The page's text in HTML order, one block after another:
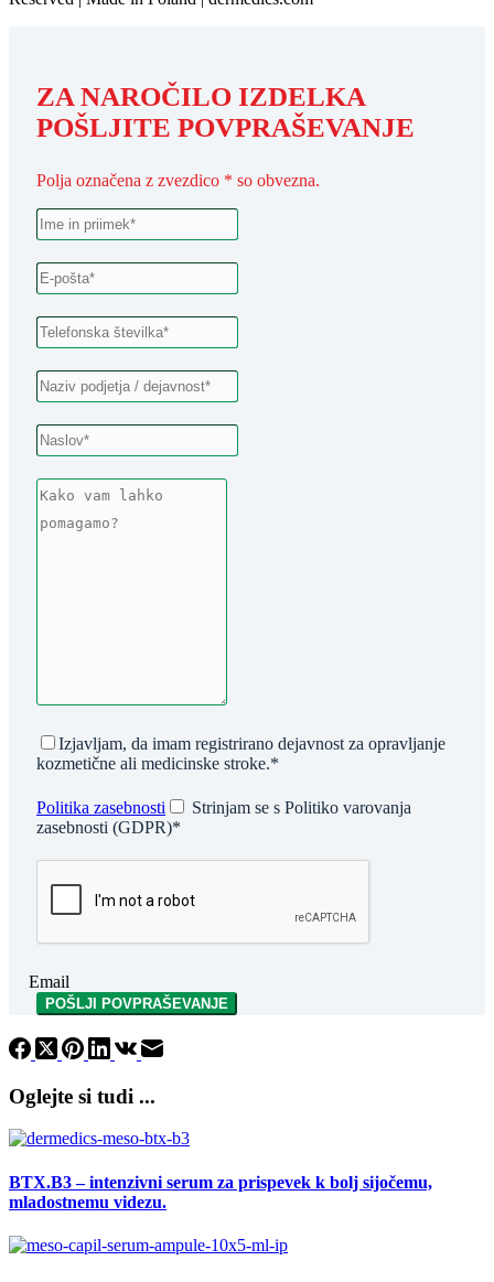
ZA NAROČILO IZDELKA
POŠLJITE POVPRAŠEVANJE
Polja označena z zvezdico * so obvezna.
Izjavljam, da imam registrirano dejavnost za opravljanje
kozmetične ali medicinske stroke.*
Politika zasebnosti
Strinjam se s Politiko varovanja
zasebnosti (GDPR)*
Email
POŠLJI POVPRAŠEVANJE
Oglejte si tudi ...
BTX.B3 – intenzivni serum za prispevek k bolj sijočemu,
mladostnemu videzu.